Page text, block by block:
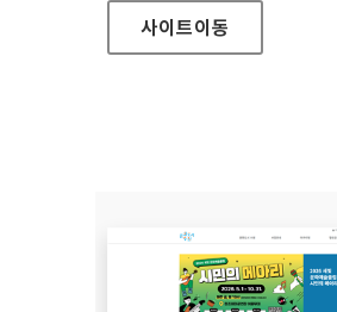
사이트이동